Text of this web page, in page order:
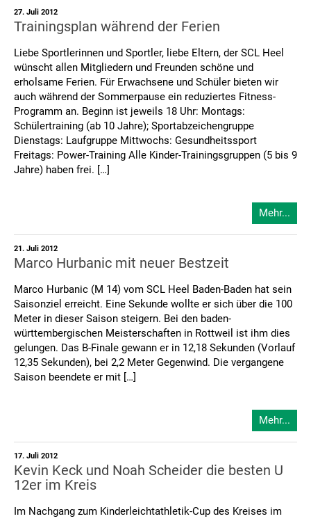
27. Juli 2012
Trainingsplan während der Ferien
Liebe Sportlerinnen und Sportler, liebe Eltern, der SCL Heel
wünscht allen Mitgliedern und Freunden schöne und
erholsame Ferien. Für Erwachsene und Schüler bieten wir
auch während der Sommerpause ein reduziertes Fitness-
Programm an. Beginn ist jeweils 18 Uhr: Montags:
Schülertraining (ab 10 Jahre); Sportabzeichengruppe
Dienstags: Laufgruppe Mittwochs: Gesundheitssport
Freitags: Power-Training Alle Kinder-Trainingsgruppen (5 bis 9
Jahre) haben frei. […]
Mehr...
21. Juli 2012
Marco Hurbanic mit neuer Bestzeit
Marco Hurbanic (M 14) vom SCL Heel Baden-Baden hat sein
Saisonziel erreicht. Eine Sekunde wollte er sich über die 100
Meter in dieser Saison steigern. Bei den baden-
württembergischen Meisterschaften in Rottweil ist ihm dies
gelungen. Das B-Finale gewann er in 12,18 Sekunden (Vorlauf
12,35 Sekunden), bei 2,2 Meter Gegenwind. Die vergangene
Saison beendete er mit […]
Mehr...
17. Juli 2012
Kevin Keck und Noah Scheider die besten U
12er im Kreis
Im Nachgang zum Kinderleichtathletik-Cup des Kreises im